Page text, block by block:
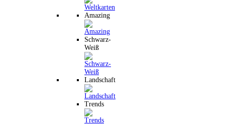
Amazing
Schwarz-
Weiß
Landschaft
Trends